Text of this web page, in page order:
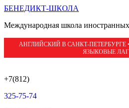
БЕНЕДИКТ-ШКОЛА
Международная школа
АНГЛИЙСКИЙ В САНКТ-ПЕТЕРБУРГЕ
ЯЗЫКОВЫЕ
+7(812)
325-75-74